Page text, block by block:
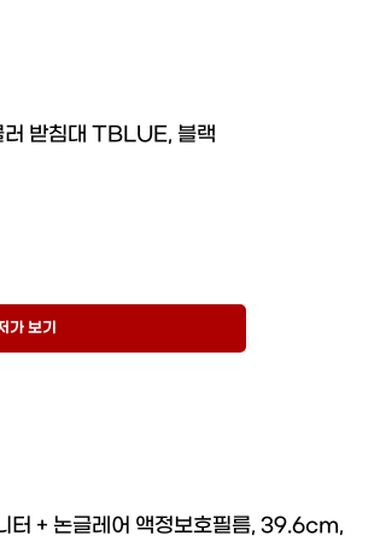
러 받침대 TBLUE, 블랙
가 보기
터 + 논글레어 액정보호필름, 39.6cm,